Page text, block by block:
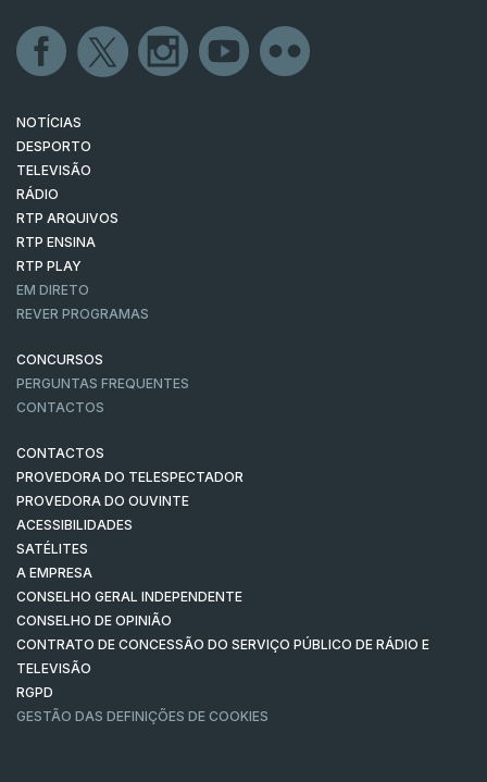
NOTÍCIAS
DESPORTO
TELEVISÃO
RÁDIO
RTP ARQUIVOS
RTP ENSINA
RTP PLAY
EM DIRETO
REVER PROGRAMAS
CONCURSOS
PERGUNTAS FREQUENTES
CONTACTOS
CONTACTOS
PROVEDORA DO TELESPECTADOR
PROVEDORA DO OUVINTE
ACESSIBILIDADES
SATÉLITES
A EMPRESA
CONSELHO GERAL INDEPENDENTE
CONSELHO DE OPINIÃO
CONTRATO DE CONCESSÃO DO SERVIÇO PÚBLICO DE RÁDIO E
TELEVISÃO
RGPD
GESTÃO DAS DEFINIÇÕES DE COOKIES